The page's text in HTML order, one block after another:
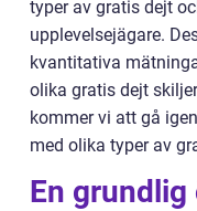
typer av gratis dejt
upplevelsejägare.
kvantitativa
olika gratis dejt
kommer vi att gå
med olika typer av
En